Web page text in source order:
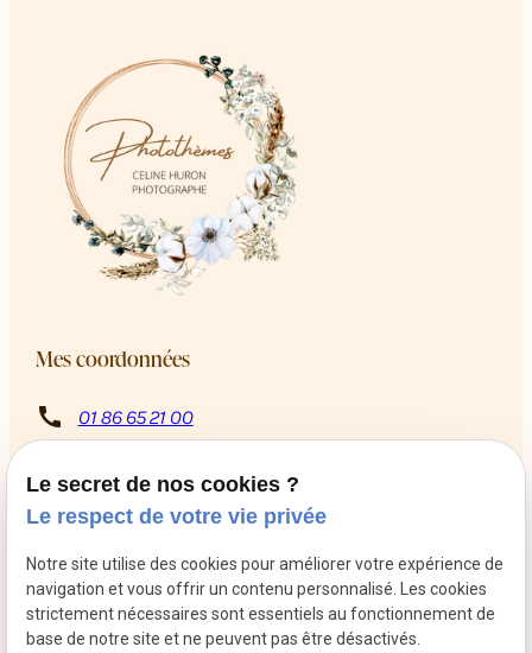
Mes coordonnées
call 01 86 65 21 00
8 Rue Rabutin Chantal
13009 Marseille
Du mardi au samedi de 10h à 12h puis de 14h à 18h
Retrouvez-moi sur les réseaux sociaux
Le secret de nos cookies ?
Le respect de votre vie privée
Notre site utilise des cookies pour améliorer votre expérience de
navigation et vous offrir un contenu personnalisé. Les cookies
strictement nécessaires sont essentiels au fonctionnement de
base de notre site et ne peuvent pas être désactivés.